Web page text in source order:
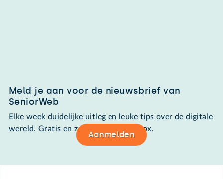
Meld je aan voor de nieuwsbrief van
SeniorWeb
Elke week duidelijke uitleg en leuke tips over de digitale
wereld. Gratis en zomaar in de mailbox.
Aanmelden